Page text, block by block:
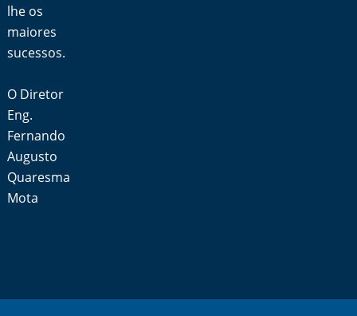
lhe os
maiores
sucessos.
O Diretor
Eng.
Fernando
Augusto
Quaresma
Mota